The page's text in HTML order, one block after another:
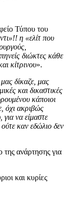
Τύπου του
»!! η «ελίτ που
διώκτες κάθε
κίτρινου».
δίκαζε, μας
και δικαστικές
κάποιοι
όχι ακριβώς
να είμαστε
καν εδώλιο δεν
της ανάρτησης για
και κυρίες